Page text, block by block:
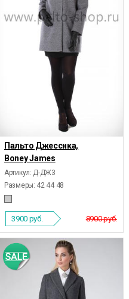
Пальто Джессика,
Boney James
Артикул: Д-ДЖ3
Размеры: 42 44 48
8900 руб.
3900 руб.